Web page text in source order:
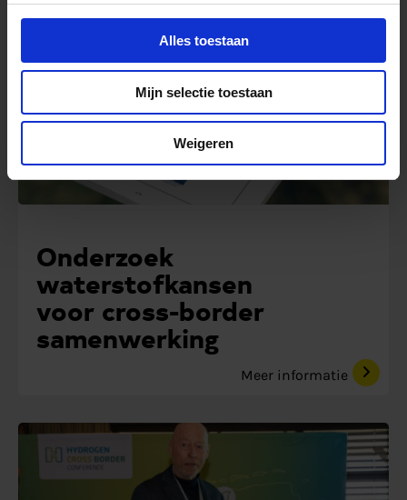
Alles toestaan
Mijn selectie toestaan
Weigeren
Studie
Onderzoek
waterstofkansen
voor cross-border
samenwerking
Meer informatie